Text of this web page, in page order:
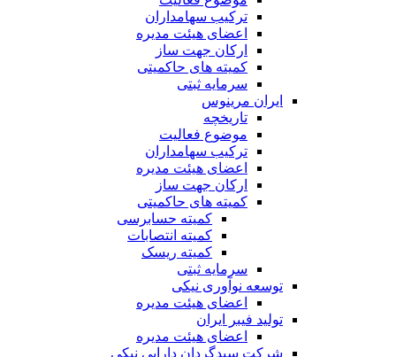
ترکیب سهامداران
اعضای هیئت مدیره
ارکان جهت ساز
کمیته های حاکمیتی
سرمایه ثبتی
ایران مرینوس
تاریخچه
موضوع فعالیت
ترکیب سهامداران
اعضای هیئت مدیره
ارکان جهت ساز
کمیته های حاکمیتی
کمیته حسابرسی
کمیته انتصابات
کمیته ریسک
سرمایه ثبتی
توسعه نوآوری نیکی
اعضای هیئت مدیره
تولید فیبر ایران
اعضای هیئت مدیره
شرکت سبدگردان دارایی نیکی